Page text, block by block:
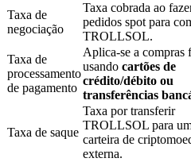
Empréstimos
Serviço de empréstimo
Taxa de
negociação
Taxa cobrada ao
pedidos spot para
TROLLSOL.
Taxa de
processamento
de pagamento
Aplica-se a compras
usando cartões de
crédito/débito ou
transferências
Taxa de saque
Taxa por transferir
TROLLSOL para
carteira de
externa.